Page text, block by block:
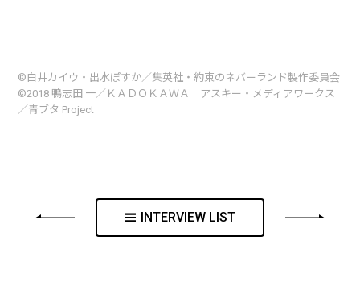
©白井カイウ・出水ぽすか／集英社・約束のネバーランド製作委員会
©2018 鴨志田 一／ＫＡＤＯＫＡＷＡ アスキー・メディアワークス
／青ブタ Project
INTERVIEW LIST